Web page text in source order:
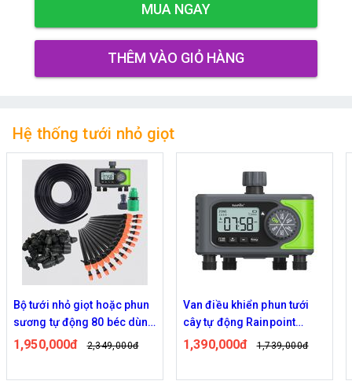
MUA NGAY
THÊM VÀO GIỎ HÀNG
Hệ thống tưới nhỏ giọt
Bộ tưới nhỏ giọt hoặc phun
sương tự động 80 béc dùng
van nước hẹn giờ RainPoint
1,950,000đ 2,349,000đ
Van điều khiển phun tưới
cây tự động Rainpoint
ITV405
1,390,000đ 1,739,000đ